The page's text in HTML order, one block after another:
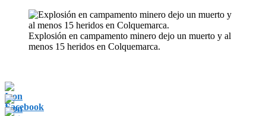
Explosión en campamento minero dejo un muerto y al
menos 15 heridos en Colquemarca.